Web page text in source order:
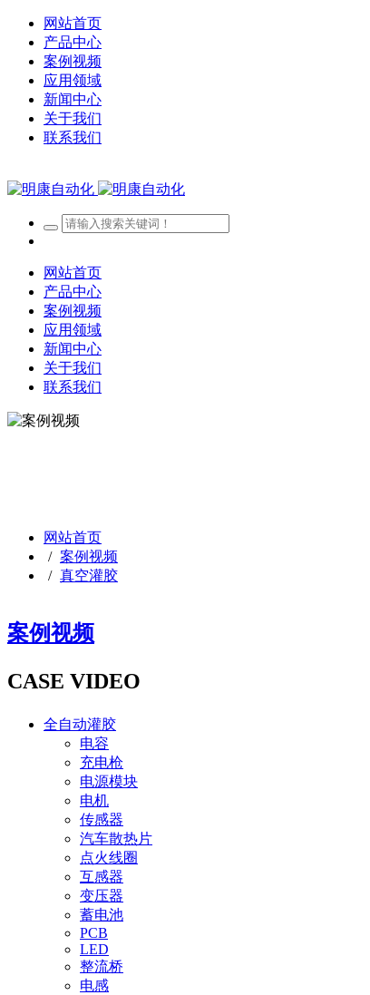
网站首页
产品中心
案例视频
应用领域
新闻中心
关于我们
联系我们
网站首页
产品中心
案例视频
应用领域
新闻中心
关于我们
联系我们
网站首页
/ 案例视频
/ 真空灌胶
案例视频
CASE VIDEO
全自动灌胶
电容
充电枪
电源模块
电机
传感器
汽车散热片
点火线圈
互感器
变压器
蓄电池
PCB
LED
整流桥
电感